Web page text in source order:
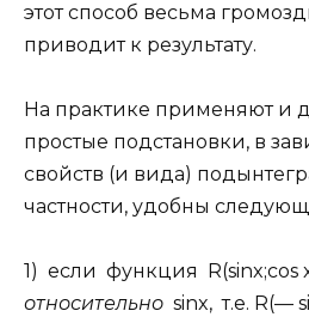
этот способ весьма
приводит к результату.
На практике применяют и
простые подстановки, в
свойств (и вида)
частнocти, удобны
1) если функция R(sinx;cos
относительно sinx, т.е. R(—